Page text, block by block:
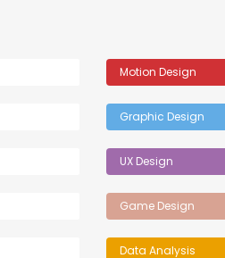
Motion Design
Graphic Design
UX Design
Game Design
Data Analysis